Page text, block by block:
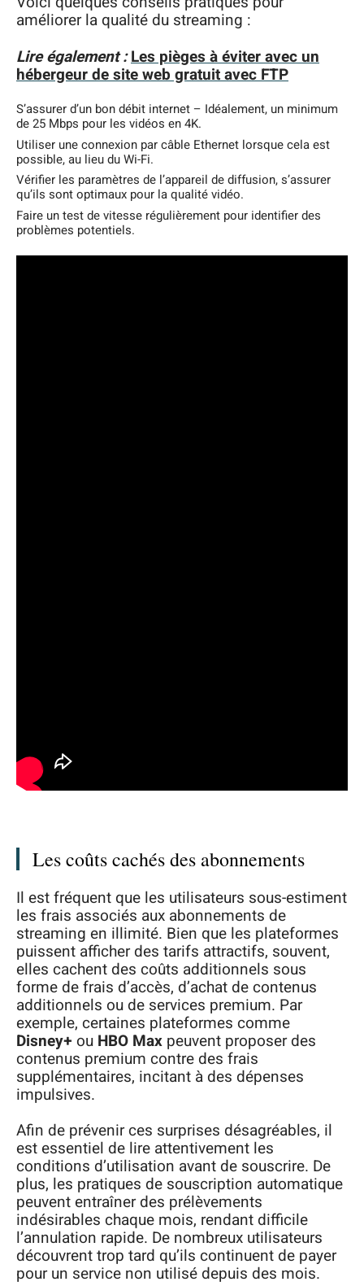
améliorer la qualité du streaming :
Lire également : Les pièges à éviter avec un
hébergeur de site web gratuit avec FTP
S’assurer d’un bon débit internet – Idéalement, un minimum
de 25 Mbps pour les vidéos en 4K.
Utiliser une connexion par câble Ethernet lorsque cela est
possible, au lieu du Wi-Fi.
Vérifier les paramètres de l’appareil de diffusion, s’assurer
qu’ils sont optimaux pour la qualité vidéo.
Faire un test de vitesse régulièrement pour identifier des
problèmes potentiels.
Les coûts cachés des abonnements
Il est fréquent que les utilisateurs sous-estiment
les frais associés aux abonnements de
streaming en illimité. Bien que les plateformes
puissent afficher des tarifs attractifs, souvent,
elles cachent des coûts additionnels sous
forme de frais d’accès, d’achat de contenus
additionnels ou de services premium. Par
exemple, certaines plateformes comme
Disney+ ou HBO Max peuvent proposer des
contenus premium contre des frais
supplémentaires, incitant à des dépenses
impulsives.
Afin de prévenir ces surprises désagréables, il
est essentiel de lire attentivement les
conditions d’utilisation avant de souscrire. De
plus, les pratiques de souscription automatique
peuvent entraîner des prélèvements
indésirables chaque mois, rendant difficile
l’annulation rapide. De nombreux utilisateurs
découvrent trop tard qu’ils continuent de payer
pour un service non utilisé depuis des mois.